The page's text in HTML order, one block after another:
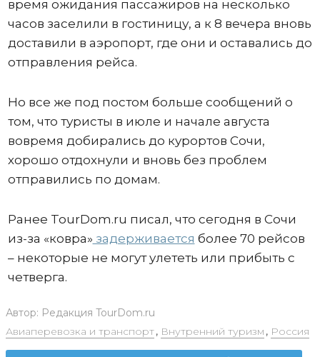
время ожидания пассажиров на несколько
часов заселили в гостиницу, а к 8 вечера вновь
доставили в аэропорт, где они и оставались до
отправления рейса.
Но все же под постом больше сообщений о
том, что туристы в июле и начале августа
вовремя добирались до курортов Сочи,
хорошо отдохнули и вновь без проблем
отправились по домам.
Ранее TourDom.ru писал, что сегодня в Сочи
из-за «ковра» задерживается более 70 рейсов
– некоторые не могут улететь или прибыть с
четверга.
Автор: Редакция TourDom.ru
Авиаперевозка и транспорт, Внутренний туризм , Россия